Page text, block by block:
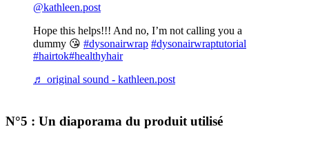
@kathleen.post
Hope this helps!!! And no, I’m not calling you a
dummy 😘 #dysonairwrap #dysonairwraptutorial
#hairtok#healthyhair
♬ original sound - kathleen.post
N°5 : Un diaporama du produit utilisé